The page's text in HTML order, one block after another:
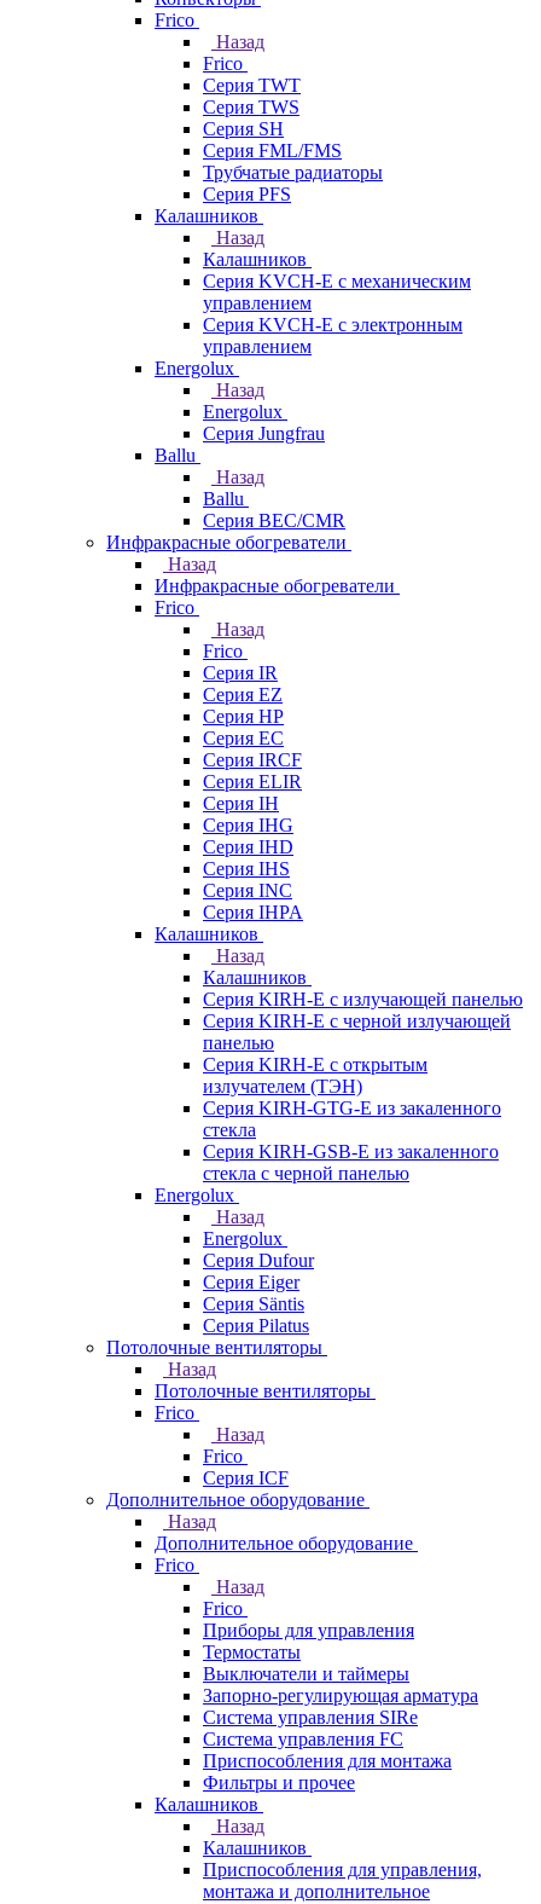
Frico
Назад
Frico
Серия TWT
Серия TWS
Серия SH
Серия FML/FMS
Трубчатые радиаторы
Серия PFS
Калашников
Назад
Калашников
Серия KVCH-E с механическим
управлением
Серия KVCH-E с электронным
управлением
Energolux
Назад
Energolux
Серия Jungfrau
Ballu
Назад
Ballu
Серия BEC/CMR
Инфракрасные обогреватели
Назад
Инфракрасные обогреватели
Frico
Назад
Frico
Серия IR
Серия EZ
Серия HP
Серия EC
Серия IRCF
Серия ELIR
Серия IH
Серия IHG
Серия IHD
Серия IHS
Серия INC
Серия IHPA
Калашников
Назад
Калашников
Серия KIRH-E с излучающей панелью
Серия KIRH-E с черной излучающей
панелью
Серия KIRH-E с открытым
излучателем (ТЭН)
Серия KIRH-GTG-E из закаленного
стекла
Серия KIRH-GSB-E из закаленного
стекла с черной панелью
Energolux
Назад
Energolux
Серия Dufour
Серия Eiger
Серия Säntis
Серия Pilatus
Потолочные вентиляторы
Назад
Потолочные вентиляторы
Frico
Назад
Frico
Серия ICF
Дополнительное оборудование
Назад
Дополнительное оборудование
Frico
Назад
Frico
Приборы для управления
Термостаты
Выключатели и таймеры
Запорно-регулирующая арматура
Система управления SIRe
Система управления FC
Приспособления для монтажа
Фильтры и прочее
Калашников
Назад
Калашников
Приспособления для управления,
монтажа и дополнительное